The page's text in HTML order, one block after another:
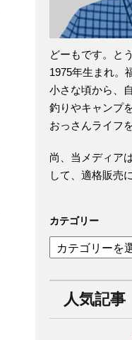
どーもです。と
1975年生まれ。
小さな頃から、
釣りやキャンプ
おっさんライフ
尚、当メディア
して、適格販売
カテゴリー
テ
人気記事